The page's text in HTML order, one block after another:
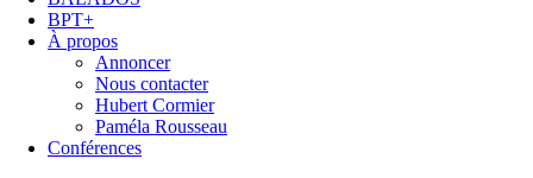
BPT+
À propos
Annoncer
Nous contacter
Hubert Cormier
Paméla Rousseau
Conférences